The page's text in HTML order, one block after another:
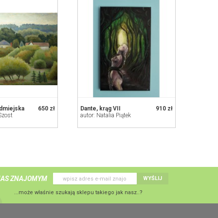
650 zł 910 zł
Dante, krąg VII
autor: Natalia Piątek
ZNAJOMYM WYŚLIJ
...może właśnie szukają sklepu takiego jak nasz..?